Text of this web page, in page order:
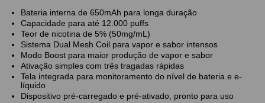
Bateria interna de 650mAh para longa duração
Capacidade para até 12.000 puffs
Teor de nicotina de 5% (50mg/mL)
Sistema Dual Mesh Coil para vapor e sabor intensos
Modo Boost para maior produção de vapor e sabor
Ativação simples com três tragadas rápidas
Tela integrada para monitoramento do nível de bateria e e-
líquido
Dispositivo pré-carregado e pré-ativado, pronto para uso